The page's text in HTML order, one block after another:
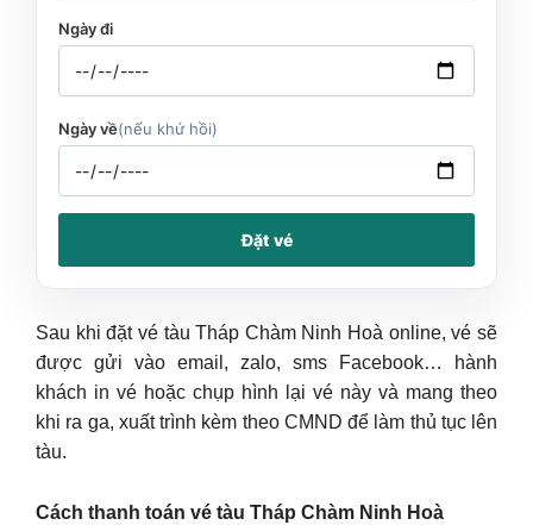
Ngày đi
Ngày về(nếu khứ hồi)
Đặt vé
Sau khi đặt vé tàu Tháp Chàm Ninh Hoà online, vé sẽ
được gửi vào email, zalo, sms Facebook… hành
khách in vé hoặc chụp hình lại vé này và mang theo
khi ra ga, xuất trình kèm theo CMND để làm thủ tục lên
tàu.
Cách thanh toán vé tàu Tháp Chàm Ninh Hoà